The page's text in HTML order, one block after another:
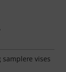
vises